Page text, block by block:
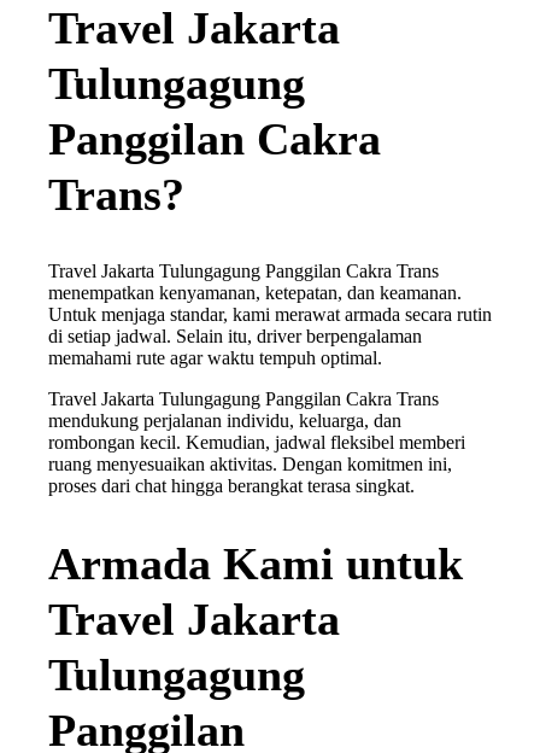
Travel Jakarta
Tulungagung
Panggilan Cakra
Trans?
Travel Jakarta Tulungagung Panggilan Cakra Trans
menempatkan kenyamanan, ketepatan, dan keamanan.
Untuk menjaga standar, kami merawat armada secara rutin
di setiap jadwal. Selain itu, driver berpengalaman
memahami rute agar waktu tempuh optimal.
Travel Jakarta Tulungagung Panggilan Cakra Trans
mendukung perjalanan individu, keluarga, dan
rombongan kecil. Kemudian, jadwal fleksibel memberi
ruang menyesuaikan aktivitas. Dengan komitmen ini,
proses dari chat hingga berangkat terasa singkat.
Armada Kami untuk
Travel Jakarta
Tulungagung
Panggilan